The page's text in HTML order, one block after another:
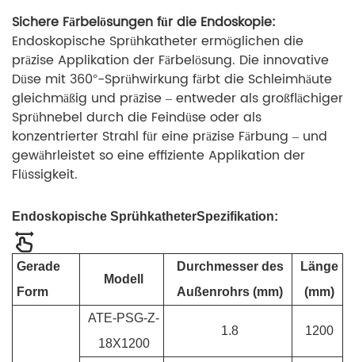
Sichere Färbelösungen für die Endoskopie:
Endoskopische Sprühkatheter ermöglichen die
präzise Applikation der Färbelösung. Die innovative
Düse mit 360°-Sprühwirkung färbt die Schleimhäute
gleichmäßig und präzise – entweder als großflächiger
Sprühnebel durch die Feindüse oder als
konzentrierter Strahl für eine präzise Färbung – und
gewährleistet so eine effiziente Applikation der
Flüssigkeit.
Endoskopische SprühkatheterSpezifikation:
Gerade
Form
Modell
Durchmesser des
Außenrohrs (mm)
Länge
(mm)
ATE-PSG-Z-
18X1200
1.8 1200